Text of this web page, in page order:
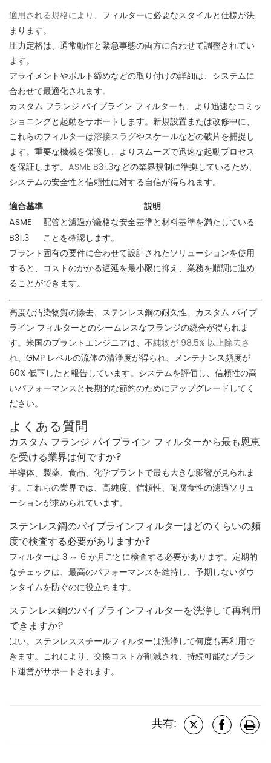
適用される規格により、 フィルターに必要なスタイルと仕様が決
まります。
圧力定格は、通常動作と緊急事態の両方に合わせて調整されてい
ます。
アライメントやボルト締めなどの取り付けの詳細は、システムに
合わせて最適化されます。
カスタム フランジ パイプライン フィルターも、より迅速なコミッ
ショニングと起動をサポートします。新規設置または改修中に、
これらのフィルターは溶接スラグやスケールなどの破片を捕捉し
ます。重要な機械を保護し、よりスムーズで迅速な起動プロセス
を保証します。 ASME B31.3などの業界規制に準拠しているため、
システムの安全性と信頼性に対する自信が得られます。
適合基準
説明
ASME
B31.3
配管と濾過が厳格な安全基準と材料基準を満たしている
ことを確認します。
プラント固有の要件に合わせて設計されたソリューションを使用
すると、コストのかかる遅延を最小限に抑え、業務を順調に進め
ることができます。
高度な汚染物質の除去、ステンレス鋼の耐久性、カスタム パイプ
ライン フィルターとのシームレスなフランジの統合が得られま
す。米国のプラントエンジニアは、 不純物が 98.5% 以上除去さ
れ、GMP レベルの流体の清浄度が得られ、メンテナンス頻度が
60% 低下したと報告しています。システムを評価し、信頼性の高
いパフォーマンスと長期的な節約のためにアップグレードしてく
ださい。
よくある質問
カスタム フランジ パイプライン フィルターから最も恩恵
を受ける業界は何ですか?
半導体、製薬、食品、化学プラントで最も大きな影響が見られま
す。これらの業界では、高純度、信頼性、耐腐食性の濾過ソリュ
ーションが求められています。
ステンレス鋼のパイプラインフィルターはどのくらいの頻
度で検査する必要がありますか?
フィルターは 3 ～ 6 か月ごとに検査する必要があります。定期的
なチェックは、最高のパフォーマンスを維持し、予期しないダウ
ンタイムを防ぐのに役立ちます。
ステンレス鋼のパイプラインフィルターを洗浄して再利用
できますか?
はい。ステンレススチールフィルターは洗浄して何度も再利用で
きます。これにより、交換コストが削減され、持続可能なプラン
ト運営がサポートされます。
共有: